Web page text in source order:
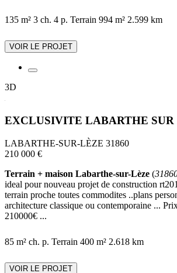
135 m² 3 ch. 4 p. Terrain 994 m² 2.599 km
VOIR LE PROJET
3D
EXCLUSIVITE LABARTHE SUR
LABARTHE-SUR-LÈZE 31860
210 000 €
Terrain + maison Labarthe-sur-Lèze (
ideal pour nouveau projet de construction
terrain proche toutes commodites ..plans
architecture classique ou contemporaine ...
210000€ ...
85 m² ch. p. Terrain 400 m² 2.618 km
VOIR LE PROJET